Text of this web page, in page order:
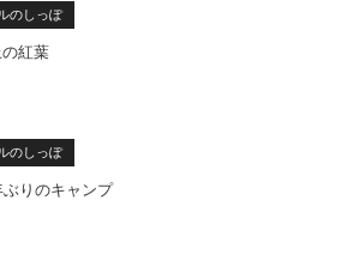
のしっぽ
紅葉
のしっぽ
ぶりのキャンプ